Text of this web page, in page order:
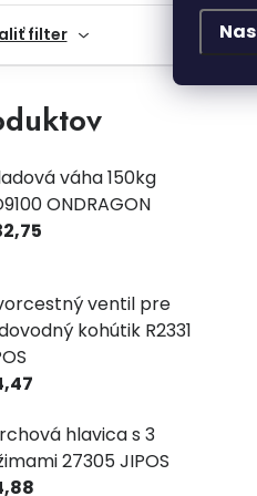
filter
váha 150kg
ONDRAGON
ventil pre
kohútik R2331
hlavica s 3
27305 JIPOS